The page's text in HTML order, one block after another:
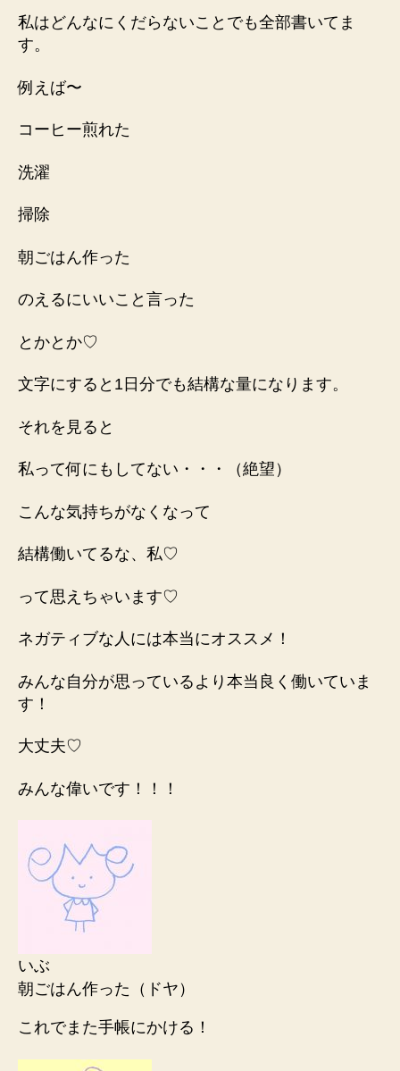
私はどんなにくだらないことでも全部書いてま
す。
例えば〜
コーヒー煎れた
洗濯
掃除
朝ごはん作った
のえるにいいこと言った
とかとか♡
文字にすると1日分でも結構な量になります。
それを見ると
私って何にもしてない・・・（絶望）
こんな気持ちがなくなって
結構働いてるな、私♡
って思えちゃいます♡
ネガティブな人には本当にオススメ！
みんな自分が思っているより本当良く働いていま
す！
大丈夫♡
みんな偉いです！！！
いぶ
朝ごはん作った（ドヤ）
これでまた手帳にかける！